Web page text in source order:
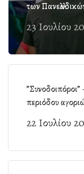
των
23 Ιουλίου
περιόδου
22 Ιουλίου